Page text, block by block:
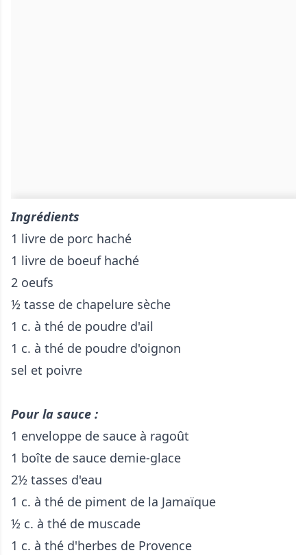
Ingrédients
1 livre de porc haché
1 livre de boeuf haché
2 oeufs
½ tasse de chapelure sèche
1 c. à thé de poudre d'ail
1 c. à thé de poudre d'oignon
sel et poivre
Pour la sauce :
1 enveloppe de sauce à ragoût
1 boîte de sauce demie-glace
2½ tasses d'eau
1 c. à thé de piment de la Jamaïque
½ c. à thé de muscade
1 c. à thé d'herbes de Provence